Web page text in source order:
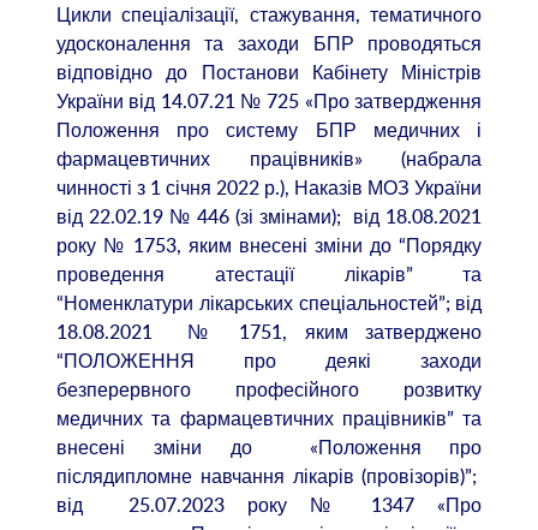
Цикли спеціалізації, стажування, тематичного
удосконалення та заходи БПР проводяться
відповідно до Постанови Кабінету Міністрів
України від 14.07.21 № 725 «Про затвердження
Положення про систему БПР медичних і
фармацевтичних працівників» (набрала
чинності з 1 січня 2022 р.), Наказів МОЗ України
від 22.02.19 № 446 (зі змінами); від 18.08.2021
року № 1753, яким внесені зміни до “Порядку
проведення атестації лікарів” та
“Номенклатури лікарських спеціальностей”; від
18.08.2021 № 1751, яким затверджено
“ПОЛОЖЕННЯ про деякі заходи
безперервного професійного розвитку
медичних та фармацевтичних працівників” та
внесені зміни до «Положення про
післядипломне навчання лікарів (провізорів)”;
від 25.07.2023 року № 1347 «Про